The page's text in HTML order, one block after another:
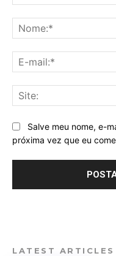
Salve meu nome, e-
próxima vez que eu
LATEST ARTICLES